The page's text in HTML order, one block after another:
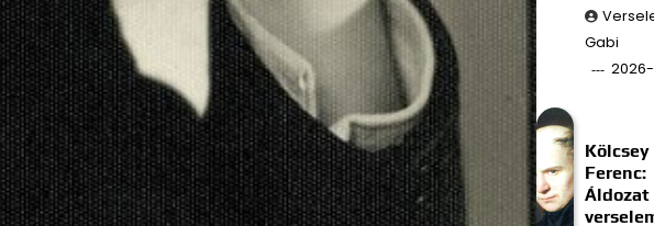
Gabi
Kölcsey
Ferenc:
Áldozat